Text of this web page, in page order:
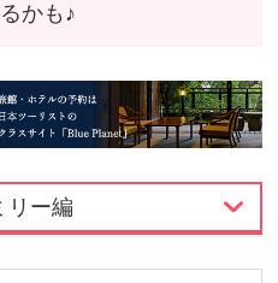
かも♪
リー編